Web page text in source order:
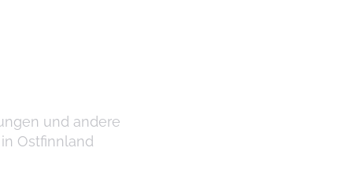
und andere
Ostfinnland